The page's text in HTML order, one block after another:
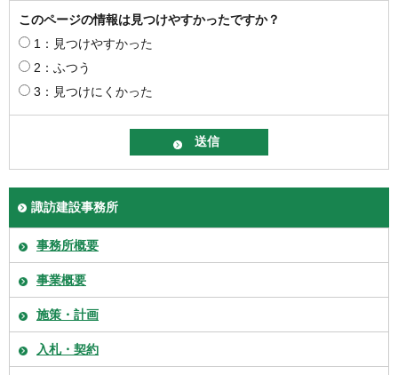
このページの情報は見つけやすかったですか？
1：見つけやすかった
2：ふつう
3：見つけにくかった
諏訪建設事務所
事務所概要
事業概要
施策・計画
入札・契約